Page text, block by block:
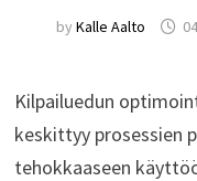
by Kalle Aalto
Kilpailuedun
keskittyy prosessien
tehokkaaseen